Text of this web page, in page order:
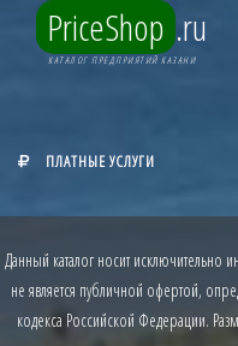
PriceShop .ru
КАТАЛОГ ПРЕДПРИЯТИЙ КАЗАНИ
ПЛАТНЫЕ УСЛУГИ
Данный каталог носит исключительно
не является публичной офертой,
кодекса Российской Федерации.